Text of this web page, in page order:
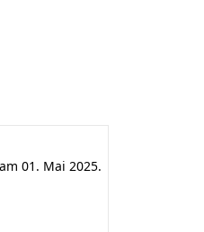
01. Mai 2025.